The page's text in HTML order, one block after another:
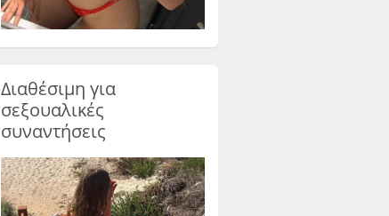
Διαθέσιμη για
σεξουαλικές
συναντήσεις